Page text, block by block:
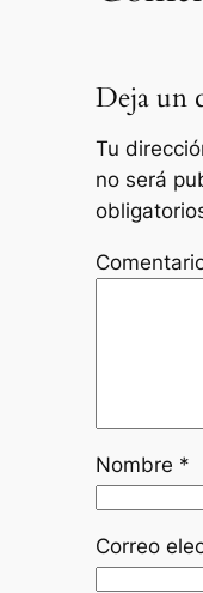
Deja un
Tu
no será
Nombre *
Correo